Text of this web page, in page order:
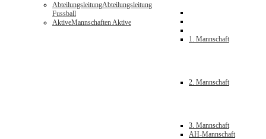
AbteilungsleitungAbteilungsleitung
Fussball
AktiveMannschaften Aktive
1. Mannschaft
2. Mannschaft
3. Mannschaft
AH-Mannschaft